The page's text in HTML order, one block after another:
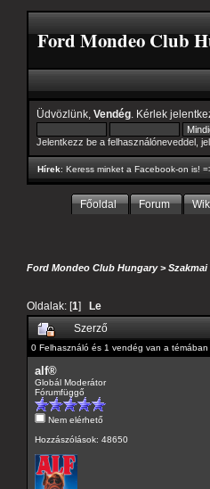
Ford Mondeo Club
Üdvözlünk, Vendég . Kérlek
Jelentkezz be a felhasználóneveddel,
Hírek: Keress minket a Facebook-on is!
Főoldal Forum
Ford Mondeo Club Hungary>
Oldalak: [1] Le
Szerző
0 Felhasználó és 1 vendég van a témában
alf®
Globál Moderátor
Fórumfüggő
Nem elérhető
Hozzászólások: 48650